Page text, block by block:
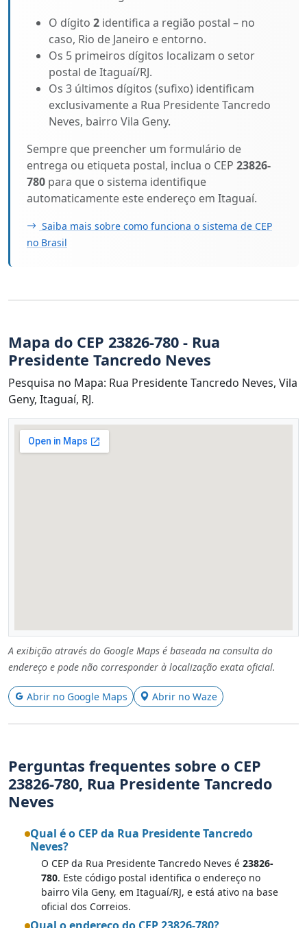
O dígito 2 identifica a região postal – no
caso, Rio de Janeiro e entorno.
Os 5 primeiros dígitos localizam o setor
postal de Itaguaí/RJ.
Os 3 últimos dígitos (sufixo) identificam
exclusivamente a Rua Presidente Tancredo
Neves, bairro Vila Geny.
Sempre que preencher um formulário de
entrega ou etiqueta postal, inclua o CEP 23826-
780 para que o sistema identifique
automaticamente este endereço em Itaguaí.
Saiba mais sobre como funciona o sistema de CEP
no Brasil
Mapa do CEP 23826-780 - Rua
Presidente Tancredo Neves
Pesquisa no Mapa: Rua Presidente Tancredo Neves, Vila
Geny, Itaguaí, RJ.
A exibição através do Google Maps é baseada na consulta do
endereço e pode não corresponder à localização exata oficial.
Abrir no Google Maps Abrir no Waze
Perguntas frequentes sobre o CEP
23826-780, Rua Presidente Tancredo
Neves
Qual é o CEP da Rua Presidente Tancredo
Neves?
O CEP da Rua Presidente Tancredo Neves é 23826-
780. Este código postal identifica o endereço no
bairro Vila Geny, em Itaguaí/RJ, e está ativo na base
oficial dos Correios.